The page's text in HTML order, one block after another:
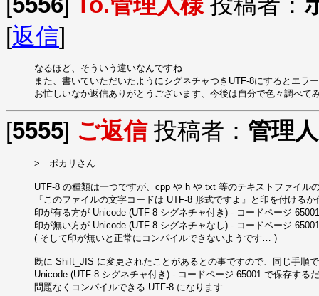
[返信]
なるほど、そういう違いなんですね
また、書いていただいたようにシグネチャつきUTF-8にするとエラ
お忙しいなか返信ありがとうございます、今後は自分で色々調べて
[5555] ご返信投稿者： 管理人
>　ポカリさん
UTF-8 の種類は一つですが、cpp や h や txt 等のテキストファイル
『このファイルの文字コードは UTF-8 形式ですよ』と印を付ける
印が有る方が Unicode (UTF-8 シグネチャ付き) - コードページ
印が無い方が Unicode (UTF-8 シグネチャなし) - コードページ
( そして印が無いと正常にコンパイルできないようです… )
既に Shift_JIS に変更されたことがあるとの事ですので、同じ手順
Unicode (UTF-8 シグネチャ付き) - コードページ 65001 で保存する
問題なくコンパイルできる UTF-8 になります